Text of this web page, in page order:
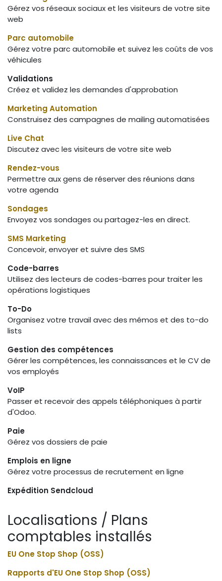
Gérez vos réseaux sociaux et les visiteurs de votre site
web
Parc automobile
Gérez votre parc automobile et suivez les coûts de vos
véhicules
Validations
Créez et validez les demandes d'approbation
Marketing Automation
Construisez des campagnes de mailing automatisées
Live Chat
Discutez avec les visiteurs de votre site web
Rendez-vous
Permettre aux gens de réserver des réunions dans
votre agenda
Sondages
Envoyez vos sondages ou partagez-les en direct.
SMS Marketing
Concevoir, envoyer et suivre des SMS
Code-barres
Utilisez des lecteurs de codes-barres pour traiter les
opérations logistiques
To-Do
Organisez votre travail avec des mémos et des to-do
lists
Gestion des compétences
Gérer les compétences, les connaissances et le CV de
vos employés
VoIP
Passer et recevoir des appels téléphoniques à partir
d'Odoo.
Paie
Gérez vos dossiers de paie
Emplois en ligne
Gérez votre processus de recrutement en ligne
Expédition Sendcloud
Localisations / Plans
comptables installés
EU One Stop Shop (OSS)
Rapports d'EU One Stop Shop (OSS)